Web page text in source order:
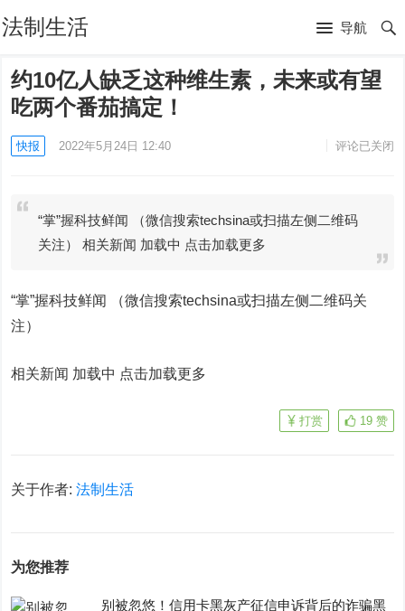
法制生活 导航
约10亿人缺乏这种维生素，未来或有望
吃两个番茄搞定！
快报 2022年5月24日 12:40 评论已关闭
“掌”握科技鲜闻 （微信搜索techsina或扫描左侧二维码
关注） 相关新闻 加载中 点击加载更多
“掌”握科技鲜闻 （微信搜索techsina或扫描左侧二维码关
注）
相关新闻 加载中 点击加载更多
19 赞
打赏
关于作者:法制生活
为您推荐
别被忽悠！信用卡黑灰产征信申诉背后的诈骗黑